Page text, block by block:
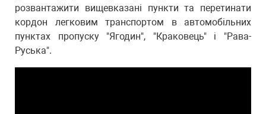
розвантажити вищевказані пункти та перетинати
кордон легковим транспортом в автомобільних
пунктах пропуску "Ягодин", "Краковець" і "Рава-
Руська".